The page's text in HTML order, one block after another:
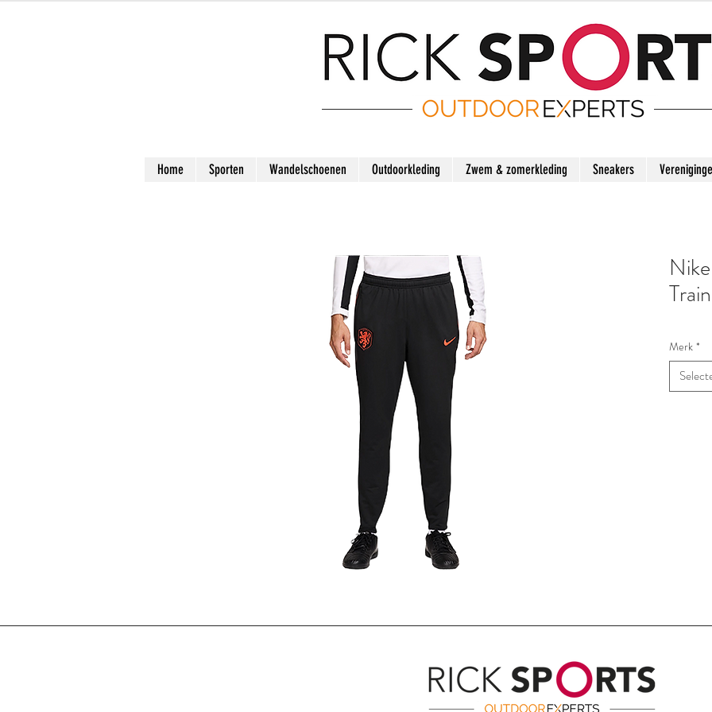
Home Sporten Wandelschoenen Outdoorkleding Zwem & zomerkleding Sneakers
Merk *